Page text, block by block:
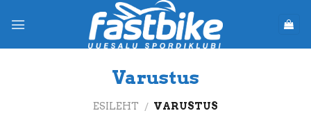
Varustus
ESILEHT / VARUSTUS